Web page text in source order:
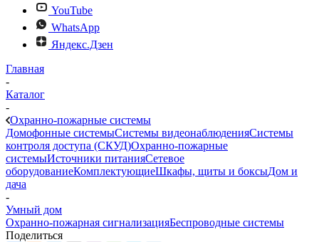
YouTube
WhatsApp
Яндекс.Дзен
Главная
-
Каталог
-
Охранно-пожарные системы
Домофонные системыСистемы видеонаблюденияСистемы
контроля доступа (СКУД)Охранно-пожарные
системыИсточники питанияСетевое
оборудованиеКомплектующиеШкафы, щиты и боксыДом и
дача
-
Умный дом
Охранно-пожарная сигнализацияБеспроводные системы
Поделиться